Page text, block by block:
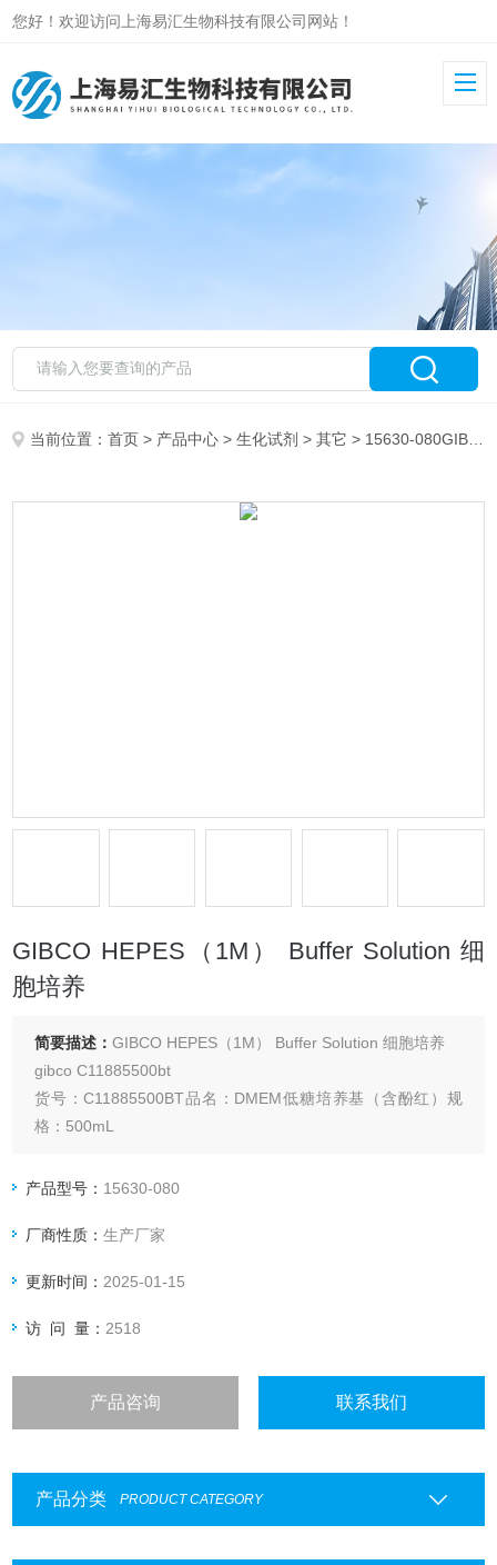
您好！欢迎访问上海易汇生物科技有限公司网站！
当前位置：首页 > 产品中心 >生化试剂 >其它 > 15630-080GIBCO HEPES（1M） Buffer Solution 细胞培养
GIBCO HEPES（1M） Buffer Solution 细
胞培养
简要描述：GIBCO HEPES（1M） Buffer Solution 细胞培养
gibco C11885500bt
货号：C11885500BT品名：DMEM低糖培养基（含酚红）规
格：500mL
血清、培养基
HEPES（1M） Buffer Solution
产品型号： 15630-080
厂商性质：生产厂家
更新时间： 2025-01-15
访 问 量： 2518
产品咨询 联系我们
产品分类 PRODUCT CATEGORY